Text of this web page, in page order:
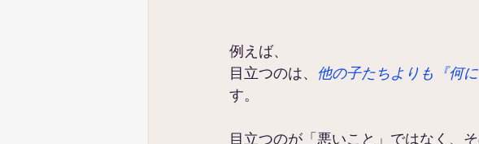
例えば、
目立つのは、 他の子たちよりも『何
す。
目立つのが「悪いこと」ではなく、